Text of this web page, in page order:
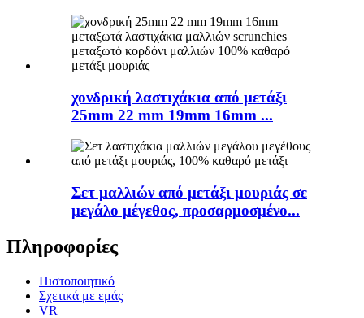
χονδρική λαστιχάκια από μετάξι
25mm 22 mm 19mm 16mm ...
Σετ μαλλιών από μετάξι μουριάς σε
μεγάλο μέγεθος, προσαρμοσμένο...
Πληροφορίες
Πιστοποιητικό
Σχετικά με εμάς
VR